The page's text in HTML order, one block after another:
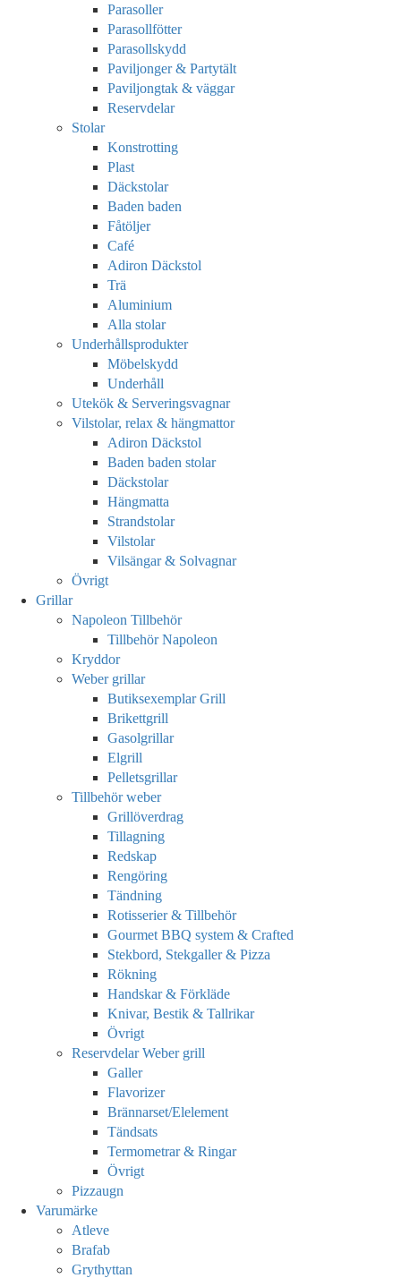
Parasoller
Parasollfötter
Parasollskydd
Paviljonger & Partytält
Paviljongtak & väggar
Reservdelar
Stolar
Konstrotting
Plast
Däckstolar
Baden baden
Fåtöljer
Café
Adiron Däckstol
Trä
Aluminium
Alla stolar
Underhållsprodukter
Möbelskydd
Underhåll
Utekök & Serveringsvagnar
Vilstolar, relax & hängmattor
Adiron Däckstol
Baden baden stolar
Däckstolar
Hängmatta
Strandstolar
Vilstolar
Vilsängar & Solvagnar
Övrigt
Grillar
Napoleon Tillbehör
Tillbehör Napoleon
Kryddor
Weber grillar
Butiksexemplar Grill
Brikettgrill
Gasolgrillar
Elgrill
Pelletsgrillar
Tillbehör weber
Grillöverdrag
Tillagning
Redskap
Rengöring
Tändning
Rotisserier & Tillbehör
Gourmet BBQ system & Crafted
Stekbord, Stekgaller & Pizza
Rökning
Handskar & Förkläde
Knivar, Bestik & Tallrikar
Övrigt
Reservdelar Weber grill
Galler
Flavorizer
Brännarset/Elelement
Tändsats
Termometrar & Ringar
Övrigt
Pizzaugn
Varumärke
Atleve
Brafab
Grythyttan